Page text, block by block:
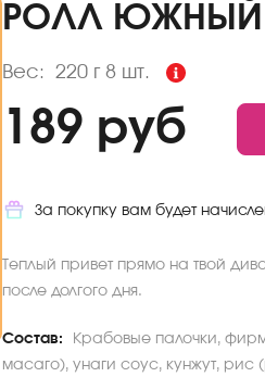
РОЛЛ ЮЖНЫЙ
Вес: 220 г8 шт.
287.5 Ккал
189 руб
За покупку вам будет
Теплый привет прямо на твой
после долгого дня.
Состав:
Крабовые палочки,
масаго), унаги соус, кунжут,